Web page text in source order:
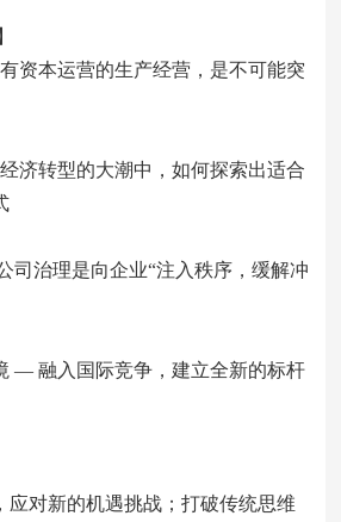
资本运营的生产经营，是不可能突
济转型的大潮中，如何探索出适合
司治理是向企业“注入秩序，缓解冲
— 融入国际竞争，建立全新的标杆
应对新的机遇挑战；打破传统思维